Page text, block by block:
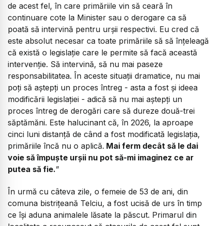
de acest fel, în care primăriile vin să ceară în
continuare cote la Minister sau o derogare ca să
poată să intervină pentru urșii respectivi. Eu cred că
este absolut necesar ca toate primăriile să să înțeleagă
că există o legislație care le permite să facă această
intervenție. Să intervină, să nu mai paseze
responsabilitatea. În aceste situații dramatice, nu mai
poți să aștepți un proces întreg - asta a fost și ideea
modificării legislației - adică să nu mai aștepți un
proces întreg de derogări care să dureze două-trei
săptămăni. Este halucinant că, în 2026, la aproape
cinci luni distanță de când a fost modificată legislația,
primăriile încă nu o aplică. Mai ferm decât să le dai
voie să împuște urșii nu pot să-mi imaginez ce ar
putea să fie.”
În urmă cu câteva zile, o femeie de 53 de ani, din
comuna bistrițeană Telciu, a fost ucisă de urs în timp
ce își aduna animalele lăsate la păscut. Primarul din